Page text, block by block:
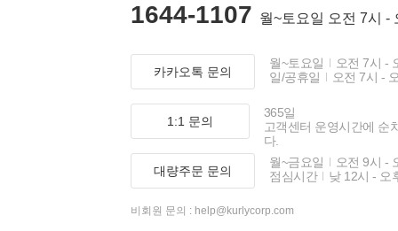
1644-1107 월~토요일 오전 7시 -
카카오톡 문의
월~토요일
오전 7시 -
일/공휴일
오전 7시 -
1:1 문의
365일
고객센터 운영시간에 순
다.
대량주문 문의
월~금요일
오전 9시 -
점심시간
낮 12시 - 오
비회원 문의 : help@kurlycorp.com